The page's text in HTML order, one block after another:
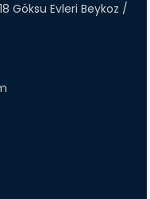
Göksu Evleri Beykoz /